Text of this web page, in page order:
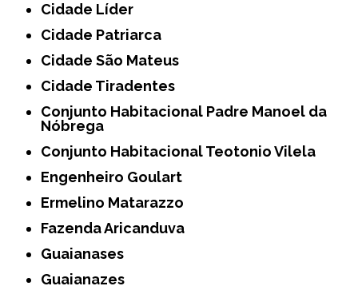
Cidade Líder
Cidade Patriarca
Cidade São Mateus
Cidade Tiradentes
Conjunto Habitacional Padre Manoel da
Nóbrega
Conjunto Habitacional Teotonio Vilela
Engenheiro Goulart
Ermelino Matarazzo
Fazenda Aricanduva
Guaianases
Guaianazes